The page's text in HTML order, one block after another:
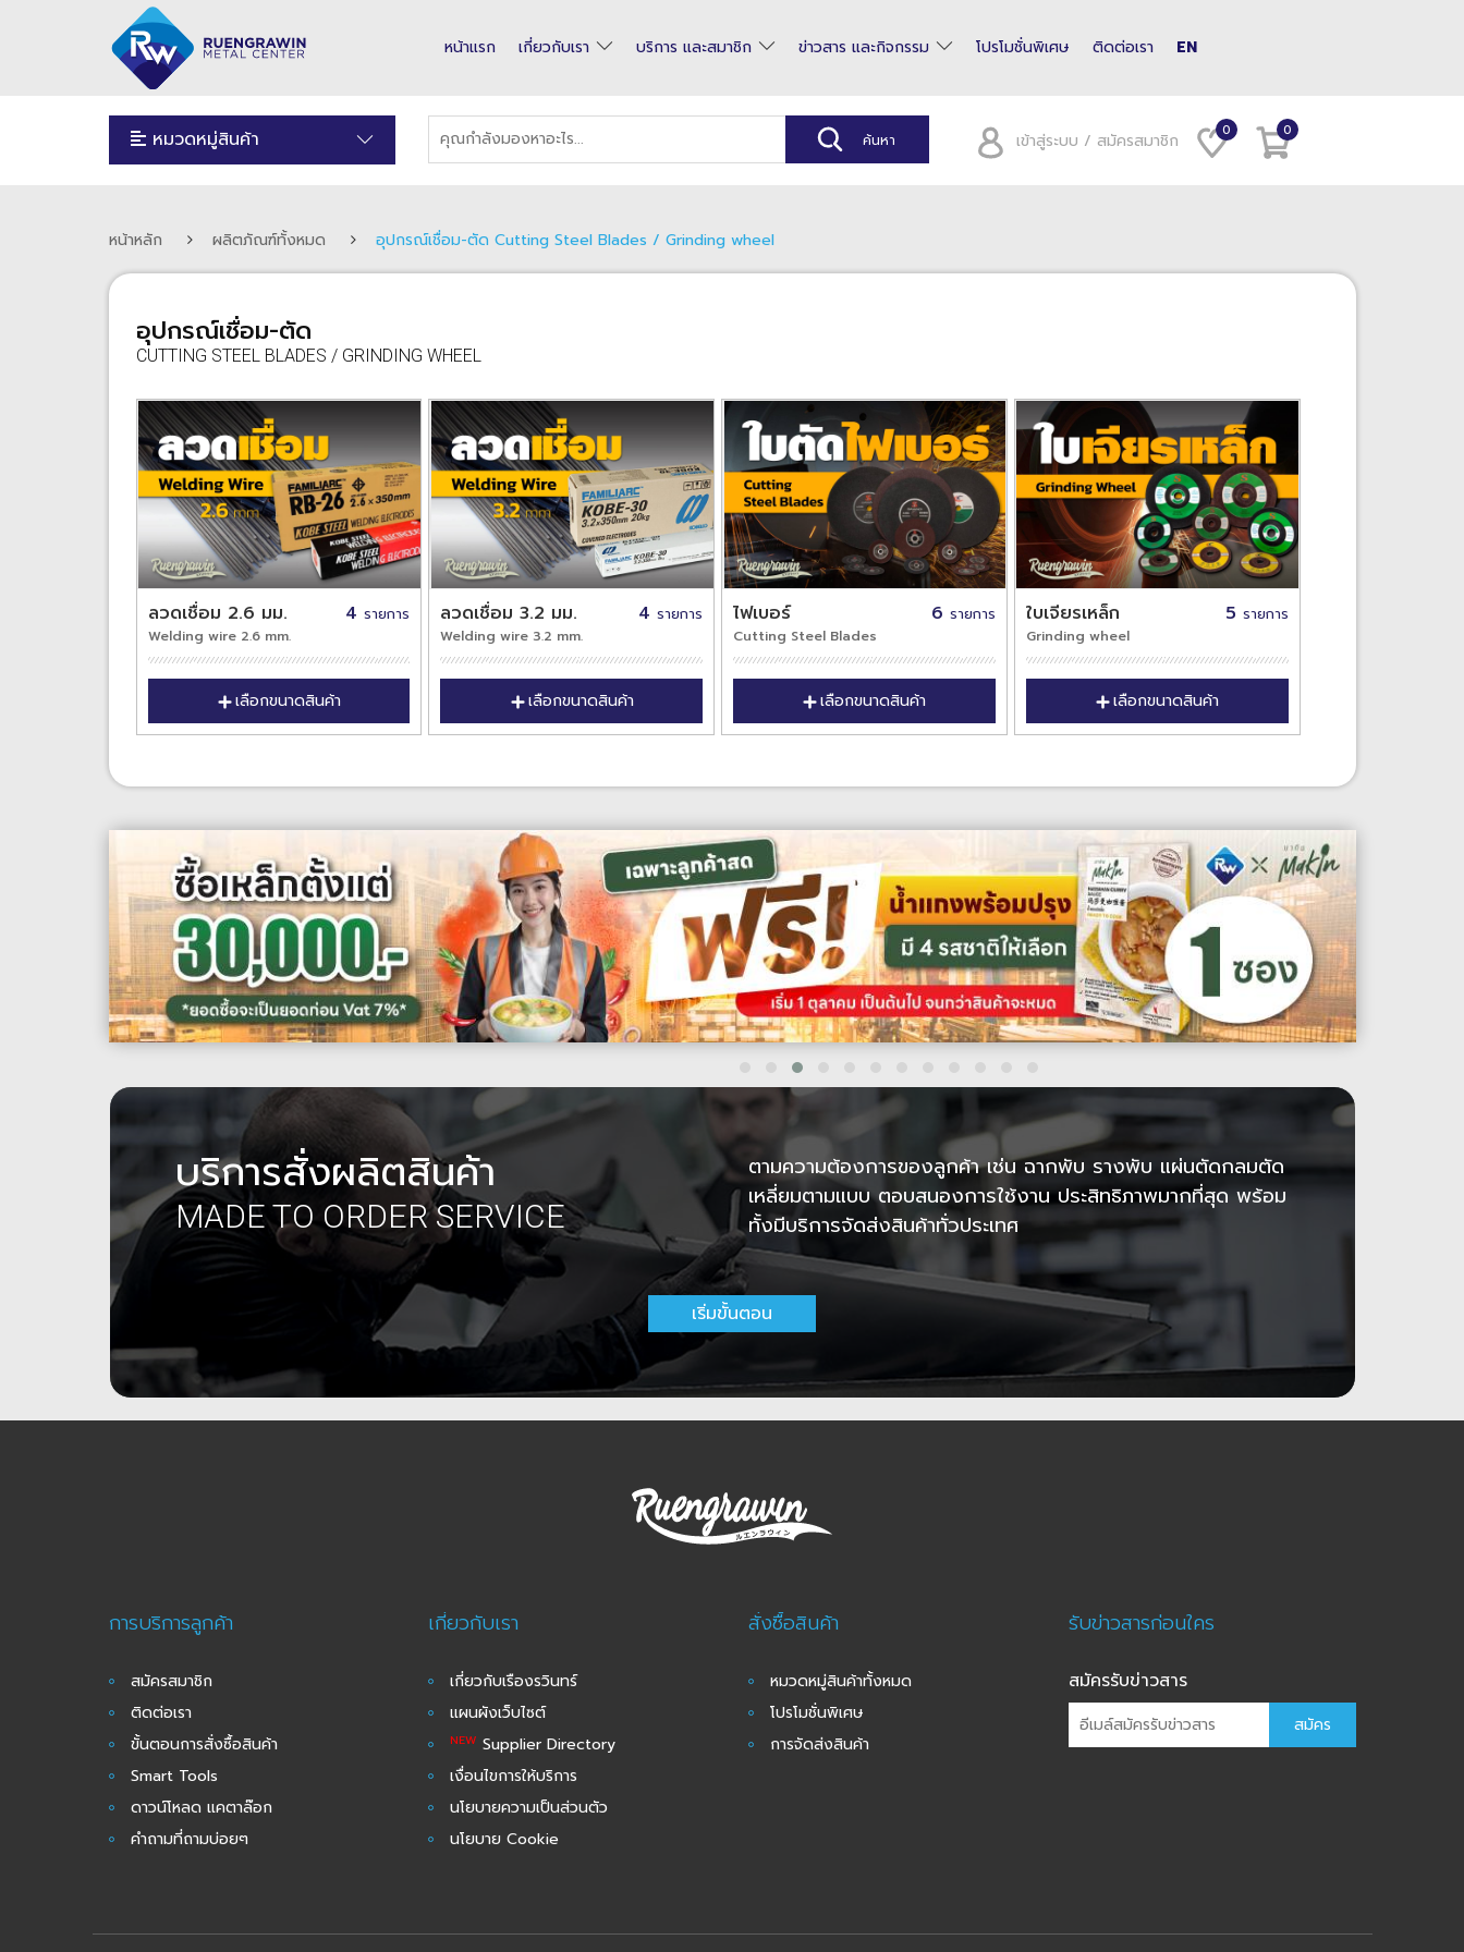
หน้าแรก เกี่ยวกับเรา บริการ และสมาชิก ข่าวสาร และกิจกรรม โปรโมชั่นพิเศษ ติดต่อเรา EN
หมวดหมู่สินค้า เข้าสู่ระบบ / สมัครสมาชิก
0 0
หน้าหลัก ผลิตภัณฑ์ทั้งหมด อุปกรณ์เชื่อม-ตัด Cutting Steel Blades / Grinding wheel
อุปกรณ์เชื่อม-ตัด
CUTTING STEEL BLADES / GRINDING WHEEL
ลวดเชื่อม 2.6 มม. 4รายการ
Welding wire 2.6 mm.
เลือกขนาดสินค้า
ลวดเชื่อม 3.2 มม. 4รายการ
Welding wire 3.2 mm.
เลือกขนาดสินค้า
ไฟเบอร์ 6 รายการ
Cutting Steel Blades
เลือกขนาดสินค้า
ใบเจียรเหล็ก 5 รายการ
Grinding wheel
เลือกขนาดสินค้า
บริการสั่งผลิตสินค้า
MADE TO ORDER SERVICE
ตามความต้องการของลูกค้า เช่น ฉากพับ รางพับ แผ่นตัดกลมตัด
เหลี่ยมตามแบบ ตอบสนองการใช้งาน ประสิทธิภาพมากที่สุด พร้อม
ทั้งมีบริการจัดส่งสินค้าทั่วประเทศ
เริ่มขั้นตอน
การบริการลูกค้า
สมัครสมาชิก
ติดต่อเรา
ขั้นตอนการสั่งซื้อสินค้า
Smart Tools
ดาวน์โหลด แคตาล๊อก
คำถามที่ถามบ่อยๆ
เกี่ยวกับเรา
เกี่ยวกับเรืองรวินทร์
แผนผังเว็บไซต์
NEW Supplier Directory
เงื่อนไขการให้บริการ
นโยบายความเป็นส่วนตัว
นโยบาย Cookie
สั่งซื้อสินค้า
หมวดหมู่สินค้าทั้งหมด
โปรโมชั่นพิเศษ
การจัดส่งสินค้า
รับข่าวสารก่อนใคร
สมัครรับข่าวสาร
สมัคร